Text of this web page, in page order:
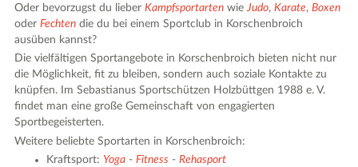
Oder bevorzugst du lieberKampfsportarten wieJudo,Karate,Boxen
oderFechten die du bei einem Sportclub in Korschenbroich
ausüben kannst?
Die vielfältigen Sportangebote in Korschenbroich bieten nicht nur
die Möglichkeit, fit zu bleiben, sondern auch soziale Kontakte zu
knüpfen. Im Sebastianus Sportschützen Holzbüttgen 1988 e. V.
findet man eine große Gemeinschaft von engagierten
Sportbegeisterten.
Weitere beliebte Sportarten in Korschenbroich:
Kraftsport: Yoga -Fitness -Rehasport